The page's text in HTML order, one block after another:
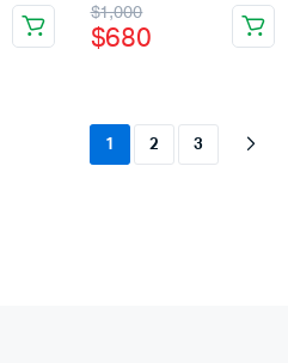
$1,000
$680
1 2 3